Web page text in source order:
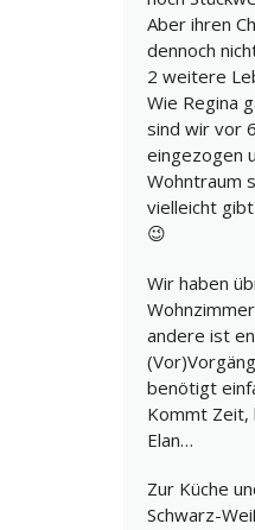
Aber ihren
dennoch
2 weitere
Wie Regina
sind wir vor
eingezogen
Wohntraum
vielleicht
😉
Wir haben
andere ist
benötigt
Kommt Zeit,
Elan…
Zur Küche
Schwarz-